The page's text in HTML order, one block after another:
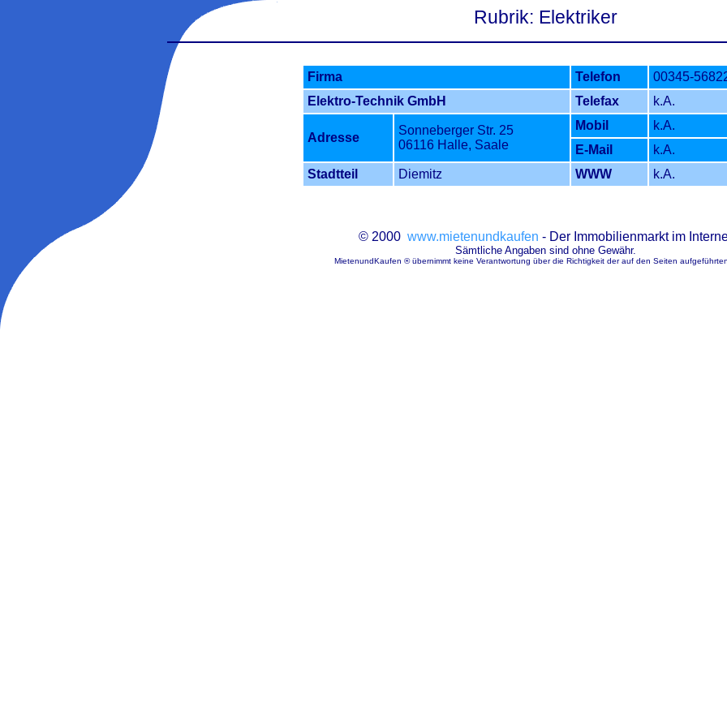
Rubrik: Elektriker
Firma Telefon
00345-
Elektro-Technik GmbH
Telefax k.A.
Adresse
Sonneberger Str. 25
06116 Halle, Saale
Mobil
k.A.
E-Mail
k.A.
Stadtteil
Diemitz WWW k.A.
© 2000 www.mietenundkaufen - Der Immobilienmarkt im
Sämtliche Angaben sind ohne Gewähr.
MietenundKaufen ® übernimmt keine Verantwortung über die Richtigkeit der auf den Seiten